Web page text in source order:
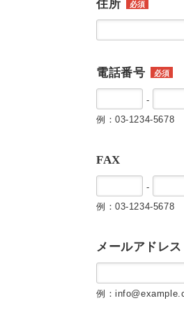
住所 必須
電話番号 必須
-
例：03-1234-5678
FAX
-
例：03-1234-5678
メールアドレス
例：